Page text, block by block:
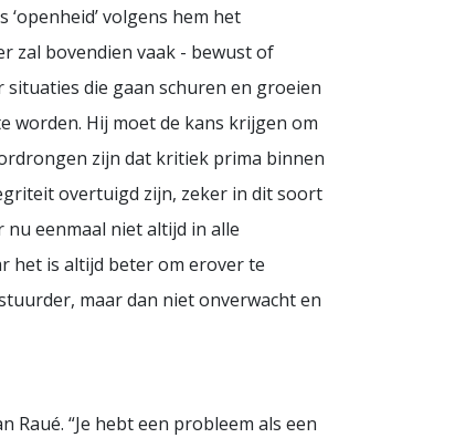
volgens hem het
zal bovendien vaak - bewust of
situaties die gaan schuren en groeien
worden. Hij moet de kans krijgen om
zijn dat kritiek prima binnen
overtuigd zijn, zeker in dit soort
eenmaal niet altijd in alle
het is altijd beter om erover te
maar dan niet onverwacht en
“Je hebt een probleem als een